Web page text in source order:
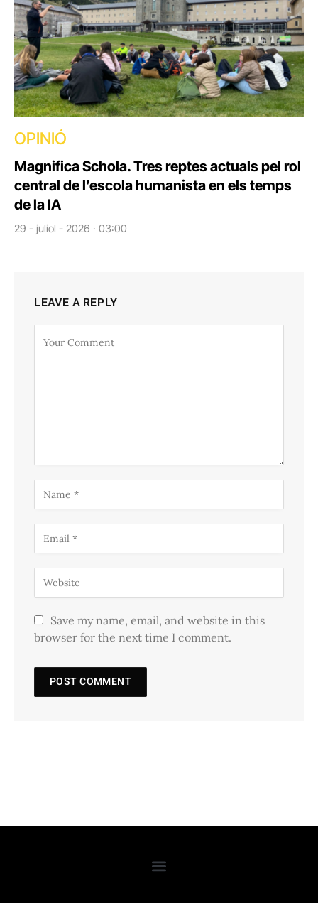
OPINIÓ
Magnifica Schola. Tres reptes actuals pel rol
central de l’escola humanista en els temps
de la IA
29 - juliol - 2026 · 03:00
LEAVE A REPLY
Save my name, email, and website in this
browser for the next time I comment.